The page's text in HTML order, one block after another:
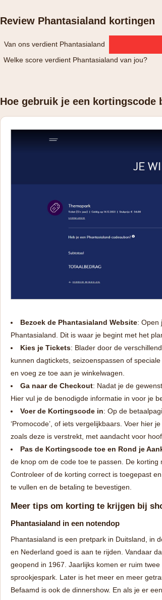
Review Phantasialand kortingen
Van ons verdient Phantasialand
Welke score verdient Phantasialand van jou?
Hoe gebruik je een kortingscode
Bezoek de Phantasialand Website: Open
Phantasialand. Dit is waar je begint met het
Kies je Tickets: Blader door de
kunnen dagtickets, seizoenspassen of
en voeg ze toe aan je winkelwagen.
Ga naar de Checkout: Nadat je de
Hier vul je de benodigde informatie in voor je
Voer de Kortingscode in: Op de
‘Promocode’, of iets vergelijkbaars. Voer hier
zoals deze is verstrekt, met aandacht voor
Pas de Kortingscode toe en Rond je
de knop om de code toe te passen. De
Controleer of de korting correct is toegepast
te vullen en de betaling te bevestigen.
Meer tips om korting te krijgen bij
Phantasialand in een notendop
Phantasialand is een pretpark in Duitsland, in
en Nederland goed is aan te rijden. Vandaar
geopend in 1967. Jaarlijks komen er ruim
sprookjespark. Later is het meer en meer
Befaamd is ook de dinnershow. En als je er